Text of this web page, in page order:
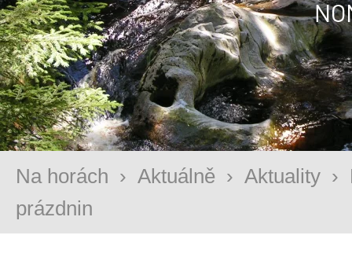
Na horách › Aktuálně › Aktuality ›
prázdnin